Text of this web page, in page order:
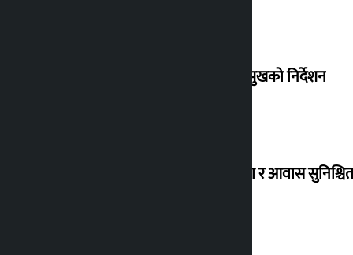
संसद् बैठकमा कालो चस्मा नलगाउन सभामुखको निर्देशन
विस्थापित सुकुम्वासी बालबालिकाको शिक्षा र आवास